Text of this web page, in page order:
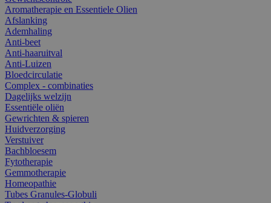
Aromatherapie en Essentiele Olien
Afslanking
Ademhaling
Anti-beet
Anti-haaruitval
Anti-Luizen
Bloedcirculatie
Complex - combinaties
Dagelijks welzijn
Essentiële oliën
Gewrichten & spieren
Huidverzorging
Verstuiver
Bachbloesem
Fytotherapie
Gemmotherapie
Homeopathie
Tubes Granules-Globuli